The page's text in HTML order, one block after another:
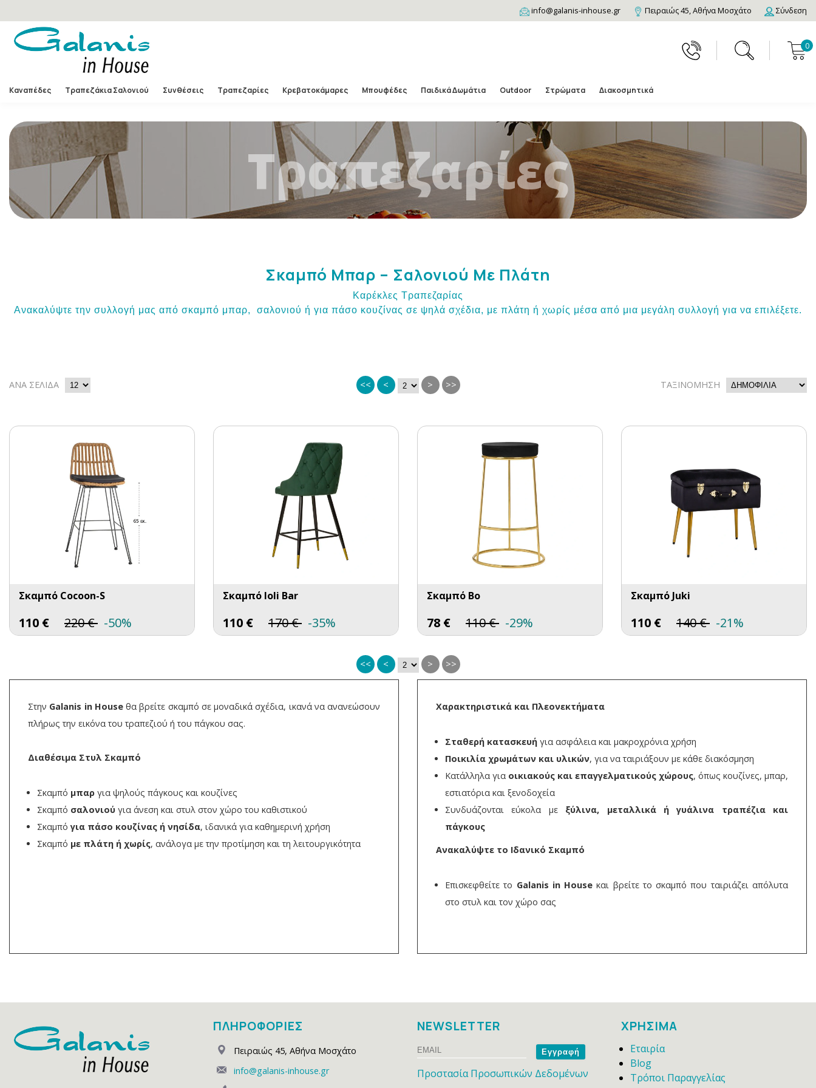
info@galanis-inhouse.gr Πειραιώς 45, Αθήνα Μοσχάτο Σύνδεση
0
Καναπέδες Τραπεζάκια Σαλονιού Συνθέσεις Τραπεζαρίες Κρεβατοκάμαρες Μπουφέδες Παιδικά Δωμάτια Outdoor Στρώματα Διακοσμητικά
Τραπεζαρίες
Σκαμπό Μπαρ – Σαλονιού Με Πλάτη
Καρέκλες Τραπεζαρίας
Ανακαλύψτε την συλλογή μας από σκαμπό μπαρ, σαλονιού ή για πάσο κουζίνας σε ψηλά σχέδια, με πλάτη ή χωρίς μέσα από μια μεγάλη συλλογή για να επιλέξετε.
ΑΝΑ ΣΕΛΙΔΑ ΤΑΞΙΝΟΜΗΣΗ
<< < > >>
Σκαμπό Cocoon-S
110 € 220€ -50%
Σκαμπό Ioli Bar
110 € 170€ -35%
Σκαμπό Bo
78 € 110€ -29%
Σκαμπό Juki
110 € 140€ -21%
<< < > >>
Στην Galanis in House θα βρείτε σκαμπό σε μοναδικά σχέδια, ικανά να ανανεώσουν
πλήρως την εικόνα του τραπεζιού ή του πάγκου σας.
Διαθέσιμα Στυλ Σκαμπό
Σκαμπό μπαρ για ψηλούς πάγκους και κουζίνες
Σκαμπό σαλονιού για άνεση και στυλ στον χώρο του καθιστικού
Σκαμπόγια πάσο κουζίνας ή νησίδα, ιδανικά για καθημερινή χρήση
Σκαμπό με πλάτη ή χωρίς, ανάλογα με την προτίμηση και τη λειτουργικότητα
Χαρακτηριστικά και Πλεονεκτήματα
Σταθερή κατασκευή για ασφάλεια και μακροχρόνια χρήση
Ποικιλία χρωμάτων και υλικών, για να ταιριάξουν με κάθε διακόσμηση
Κατάλληλα για οικιακούς και επαγγελματικούς χώρους, όπως κουζίνες, μπαρ,
εστιατόρια και ξενοδοχεία
Συνδυάζονται εύκολα με ξύλινα, μεταλλικά ή γυάλινα τραπέζια και
πάγκους
Ανακαλύψτε το Ιδανικό Σκαμπό
Επισκεφθείτε το Galanis in House και βρείτε το σκαμπό που ταιριάζει απόλυτα
στο στυλ και τον χώρο σας
ΠΛΗΡΟΦΟΡΙΕΣ
Πειραιώς 45, Αθήνα Μοσχάτο
info@galanis-inhouse.gr
NEWSLETTER
Email
Name
Προστασία Προσωπικών Δεδομένων
ΧΡΗΣΙΜΑ
Εταιρία
Blog
Τρόποι Παραγγελίας